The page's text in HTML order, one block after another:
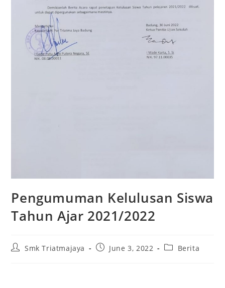
Pengumuman Kelulusan Siswa
Tahun Ajar 2021/2022
Smk Triatmajaya June 3, 2022 Berita